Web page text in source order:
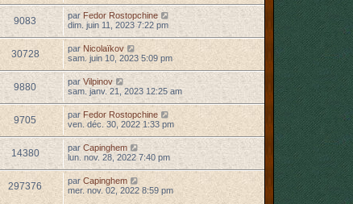
9083 par Fedor Rostopchine
dim. juin 11, 2023 7:22 pm
30728 par Nicolaïkov
sam. juin 10, 2023 5:09 pm
9880 parVilpinov
sam. janv. 21, 2023 12:25 am
9705 par Fedor Rostopchine
ven. déc. 30, 2022 1:33 pm
14380 parCapinghem
lun. nov. 28, 2022 7:40 pm
297376 par Capinghem
mer. nov. 02, 2022 8:59 pm